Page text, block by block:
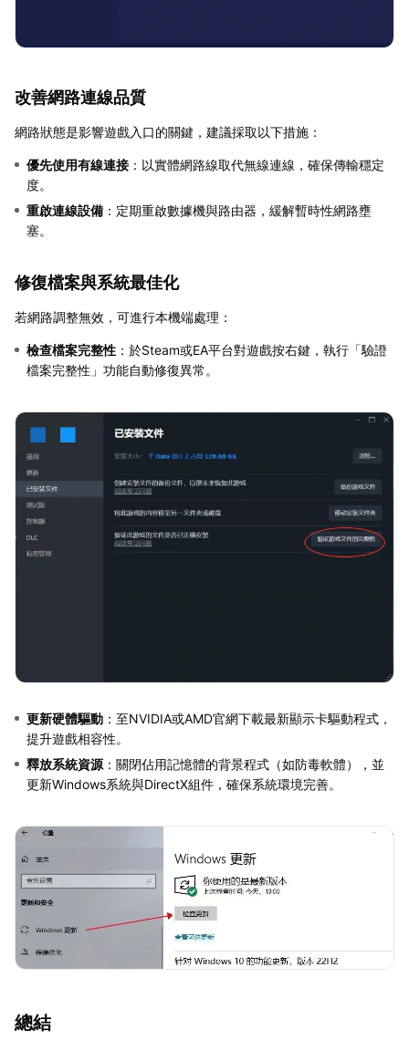
改善網路連線品質
網路狀態是影響遊戲入口的關鍵，建議採取以下措施：
優先使用有線連接 ：以實體網路線取代無線連線，確保傳輸穩定
度。
重啟連線設備 ：定期重啟數據機與路由器，緩解暫時性網路壅
塞。
修復檔案與系統最佳化
若網路調整無效，可進行本機端處理：
檢查檔案完整性 ：於Steam或EA平台對遊戲按右鍵，執行「驗證
檔案完整性」功能自動修復異常。
更新硬體驅動 ：至NVIDIA或AMD官網下載最新顯示卡驅動程式，
提升遊戲相容性。
釋放系統資源 ：關閉佔用記憶體的背景程式（如防毒軟體），並
更新Windows系統與DirectX組件，確保系統環境完善。
總結